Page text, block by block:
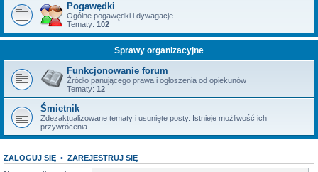
Pogawędki
Ogólne pogawędki i dywagacje
Tematy: 102
Sprawy organizacyjne
Funkcjonowanie forum
Źródło panującego prawa i ogłoszenia od opiekunów
Tematy: 12
Śmietnik
Zdezaktualizowane tematy i usunięte posty. Istnieje możliwość ich
przywrócenia
ZALOGUJ SIĘ • ZAREJESTRUJ SIĘ